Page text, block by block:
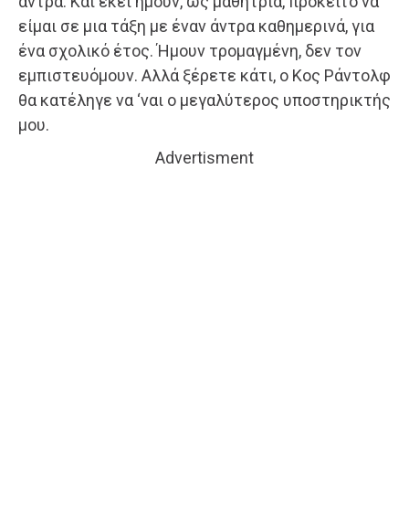
είμαι σε μια τάξη με έναν άντρα καθημερινά, για
ένα σχολικό έτος. Ήμουν τρομαγμένη, δεν τον
εμπιστευόμουν. Αλλά ξέρετε κάτι, ο Κος Ράντολφ
θα κατέληγε να ‘ναι ο μεγαλύτερος υποστηρικτής
μου.
Advertisment